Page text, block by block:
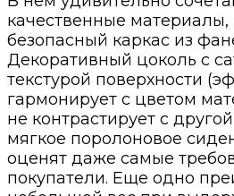
качественные
безопасный каркас из
Декоративный цоколь с
текстурой поверхности
гармонирует с цветом
не контрастирует с
мягкое поролоновое
оценят даже самые
покупатели. Еще одно